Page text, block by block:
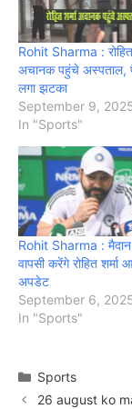
Rohit Sharma : रोहित
अचानक पहुंचे अस्पताल,
लगा झटका
September 9,
In "Sports"
Rohit Sharma :
वापसी करेंगे रोहित शर्मा
अपडेट
September 6,
In "Sports"
Categories
Sports
26 august ko